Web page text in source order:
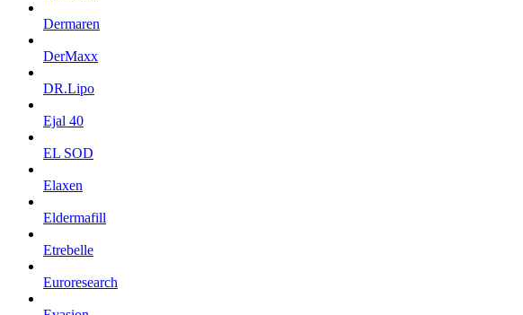
Dermaren
DerMaxx
DR.Lipo
Ejal 40
EL SOD
Elaxen
Eldermafill
Etrebelle
Euroresearch